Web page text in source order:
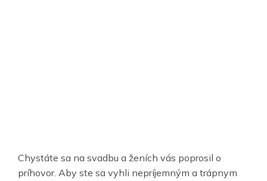
Chystáte sa na svadbu a ženích vás poprosil o
príhovor. Aby ste sa vyhli nepríjemným a trápnym